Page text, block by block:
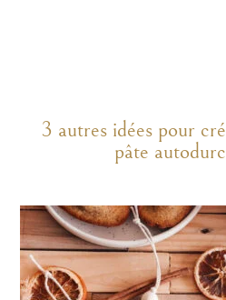
3 autres idées pour
pâte